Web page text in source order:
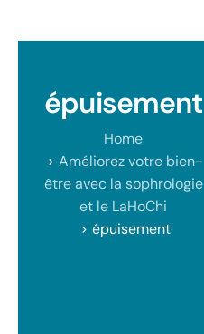
épuisement
Home
Améliorez votre bien-
être avec la sophrologie
et le LaHoChi
épuisement